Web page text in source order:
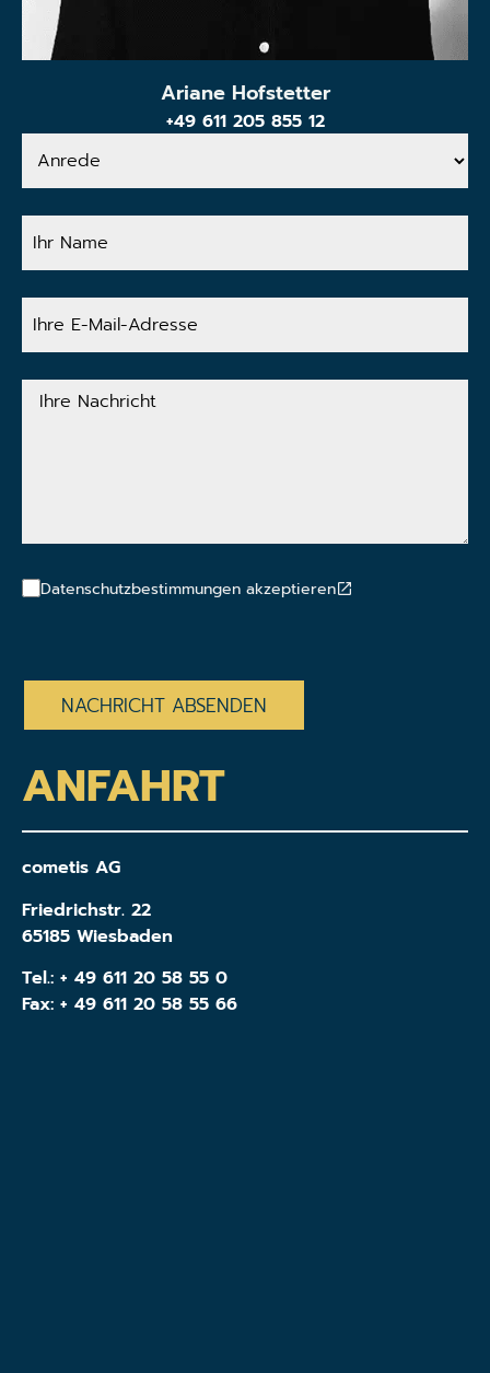
Ariane Hofstetter
+49 611 205 855 12
Anrede
Ihr
Name
Ihre
E-
Adresse
Ihre
Nachricht
Datenschutzbestimmungen akzeptieren
ANFAHRT
cometis AG
Friedrichstr. 22
65185 Wiesbaden
Tel.: + 49 611 20 58 55 0
Fax: + 49 611 20 58 55 66